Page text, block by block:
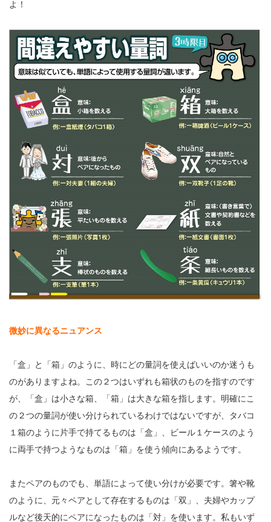
よ！
微妙に異なるニュアンス
「盒」と「箱」のように、時にどの量詞を使えばいいのか迷うも
のがありますよね。この２つはいずれも箱状のものを指すのです
が、「盒」は小さな箱、「箱」は大きな箱を指します。明確にこ
の２つの量詞が使い分けられているわけではないですが、タバコ
１箱のように片手で持てるものは「盒」、ビール１ケースのよう
に両手で持つようなものは「箱」を使う傾向にあるようです。
またペアのものでも、単語によって使い分けが必要です。箸や靴
のように、元々ペアとして存在するものは「双」、夫婦やカップ
ルなど後天的にペアになったものは「対」を使います。私もいず